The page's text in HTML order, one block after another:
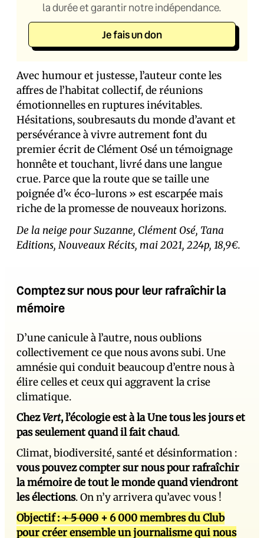
la durée et garantir notre indépendance.
Je fais un don
Avec humour et justesse, l’auteur conte les
affres de l’habitat collectif, de réunions
émotionnelles en ruptures inévitables.
Hésitations, soubresauts du monde d’avant et
persévérance à vivre autrement font du
premier écrit de Clément Osé un témoignage
honnête et touchant, livré dans une langue
crue. Parce que la route que se taille une
poignée d’« éco-lurons » est escarpée mais
riche de la promesse de nouveaux horizons.
De la neige pour Suzanne, Clément Osé, Tana
Editions, Nouveaux Récits, mai 2021, 224p, 18,9€.
Comptez sur nous pour leur rafraîchir la
mémoire
D’une canicule à l’autre, nous oublions
collectivement ce que nous avons subi. Une
amnésie qui conduit beaucoup d’entre nous à
élire celles et ceux qui aggravent la crise
climatique.
ChezVert, l’écologie est à la Une tous les jours et
pas seulement quand il fait chaud.
Climat, biodiversité, santé et désinformation :
vous pouvez compter sur nous pour rafraîchir
la mémoire de tout le monde quand viendront
les élections. On n’y arrivera qu’avec vous !
Objectif :+ 5 000 + 6 000 membres du Club
pour créer ensemble un journalisme qui nous